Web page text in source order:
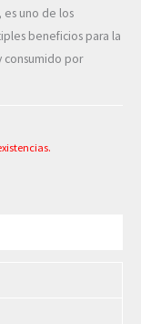
es uno de los
beneficios para la
consumido por